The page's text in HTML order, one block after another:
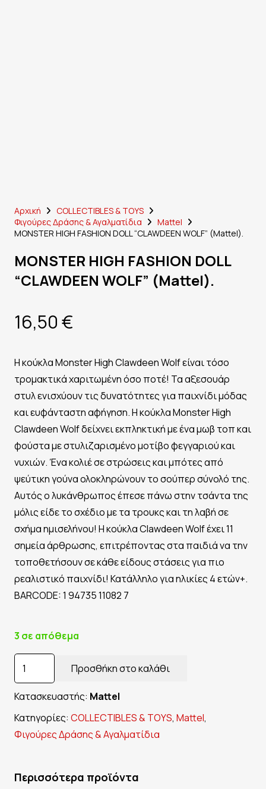
Αρχική
COLLECTIBLES & TOYS
Φιγούρες Δράσης & Αγαλματίδια
Mattel
MONSTER HIGH FASHION DOLL “CLAWDEEN WOLF” (Mattel).
MONSTER HIGH FASHION DOLL
“CLAWDEEN WOLF” (Mattel).
16,50€
Η κούκλα Monster High Clawdeen Wolf είναι τόσο
τρομακτικά χαριτωμένη όσο ποτέ! Τα αξεσουάρ
στυλ ενισχύουν τις δυνατότητες για παιχνίδι μόδας
και ευφάνταστη αφήγηση. Η κούκλα Monster High
Clawdeen Wolf δείχνει εκπληκτική με ένα μωβ τοπ και
φούστα με στυλιζαρισμένο μοτίβο φεγγαριού και
νυχιών. Ένα κολιέ σε στρώσεις και μπότες από
ψεύτικη γούνα ολοκληρώνουν το σούπερ σύνολό της.
Αυτός ο λυκάνθρωπος έπεσε πάνω στην τσάντα της
μόλις είδε το σχέδιο με τα τρουκς και τη λαβή σε
σχήμα ημισελήνου! Η κούκλα Clawdeen Wolf έχει 11
σημεία άρθρωσης, επιτρέποντας στα παιδιά να την
τοποθετήσουν σε κάθε είδους στάσεις για πιο
ρεαλιστικό παιχνίδι! Κατάλληλο για ηλικίες 4 ετών+.
BARCODE: 1 94735 11082 7
3 σε απόθεμα
HIGH
FASHION
DOLL
"CLAWDEEN
WOLF"
ποσότητα
Προσθήκη στο καλάθι
Κατασκευαστής: Mattel
Κατηγορίες: COLLECTIBLES & TOYS, Mattel,
Φιγούρες Δράσης & Αγαλματίδια
Περισσότερα προϊόντα